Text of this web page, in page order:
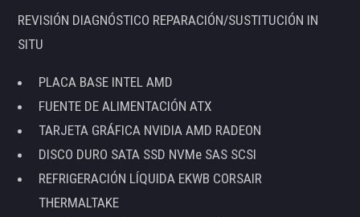
REVISIÓN DIAGNÓSTICO REPARACIÓN/SUSTITUCIÓN IN
SITU
PLACA BASE INTEL AMD
FUENTE DE ALIMENTACIÓN ATX
TARJETA GRÁFICA NVIDIA AMD RADEON
DISCO DURO SATA SSD NVMe SAS SCSI
REFRIGERACIÓN LÍQUIDA EKWB CORSAIR
THERMALTAKE